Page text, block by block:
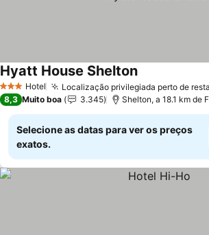
3 EstrelasHotel Localização privilegiada perto de
Hyatt House Shelton
8,3 Muito boa 3.345 Shelton, a 18.1 km de
Selecione as datas para ver os preços
exatos.